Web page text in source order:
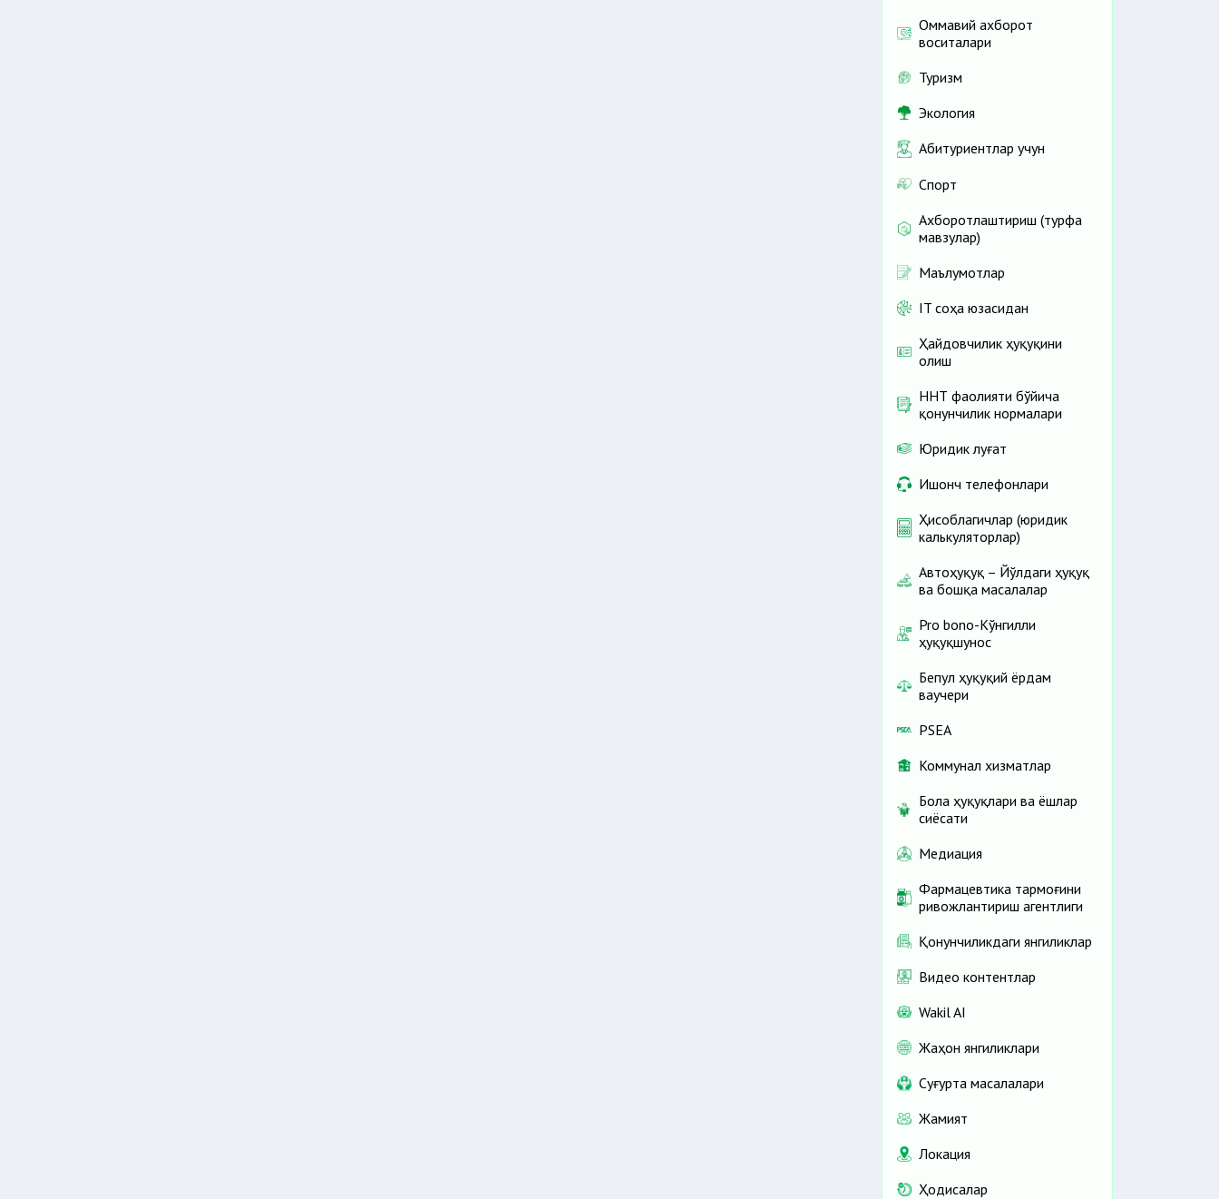
Оммавий ахборот
воситалари
Туризм
Экология
Абитуриентлар учун
Спорт
Ахборотлаштириш (турфа
мавзулар)
Маълумотлар
IT соҳа юзасидан
Ҳайдовчилик ҳуқуқини
олиш
ННТ фаолияти бўйича
қонунчилик нормалари
Юридик луғат
Ишонч телефонлари
Ҳисоблагичлар (юридик
калькуляторлар)
Автоҳуқуқ – Йўлдаги ҳуқуқ
ва бошқа масалалар
Pro bono-Кўнгилли
ҳуқуқшунос
Бепул ҳуқуқий ёрдам
ваучери
PSEA
Коммунал хизматлар
Бола ҳуқуқлари ва ёшлар
сиёсати
Медиация
Фармацевтика тармоғини
ривожлантириш агентлиги
Қонунчиликдаги янгиликлар
Видео контентлар
Wakil AI
Жаҳон янгиликлари
Cуғурта масалалари
Жамият
Локация
Ҳодисалар